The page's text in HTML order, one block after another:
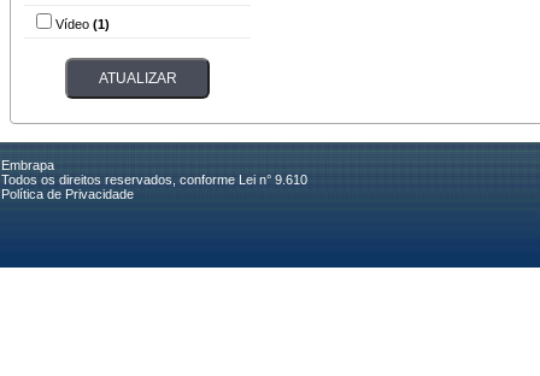
Vídeo (1)
Embrapa
Todos os direitos reservados, conforme Lei n° 9.610
Política de Privacidade